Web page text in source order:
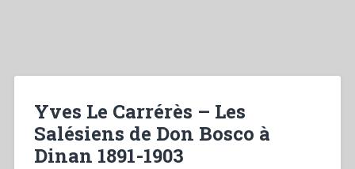
Yves Le Carrérès – Les
Salésiens de Don Bosco à
Dinan 1891-1903